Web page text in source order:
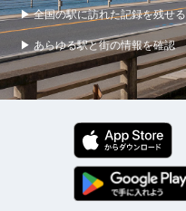
▶ 全国の駅に訪れた記録を残せる
▶ あらゆる駅と街の情報を確認